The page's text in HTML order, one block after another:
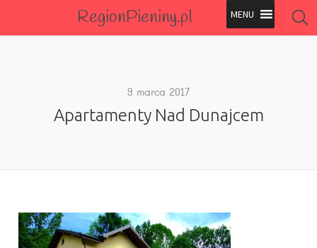
RegionPieniny.pl
Wszystkie Obiekty
9 marca 2017
Apartamenty Nad Dunajcem